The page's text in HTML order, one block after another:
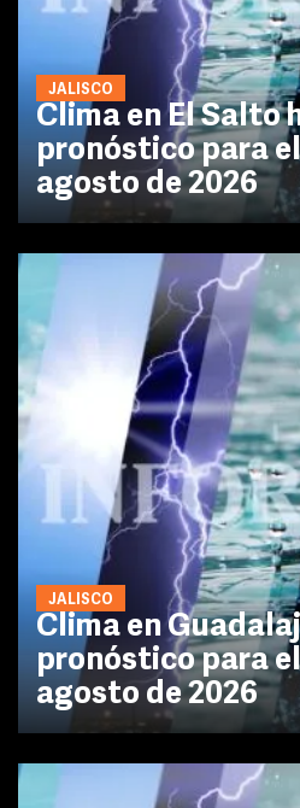
JALISCO
Clima en El Salto
pronóstico para
agosto de 2026
JALISCO
Clima en
pronóstico para
agosto de 2026